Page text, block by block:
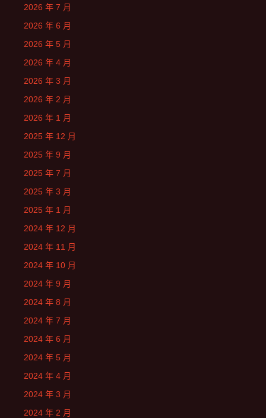
2026 年 7 月
2026 年 6 月
2026 年 5 月
2026 年 4 月
2026 年 3 月
2026 年 2 月
2026 年 1 月
2025 年 12 月
2025 年 9 月
2025 年 7 月
2025 年 3 月
2025 年 1 月
2024 年 12 月
2024 年 11 月
2024 年 10 月
2024 年 9 月
2024 年 8 月
2024 年 7 月
2024 年 6 月
2024 年 5 月
2024 年 4 月
2024 年 3 月
2024 年 2 月